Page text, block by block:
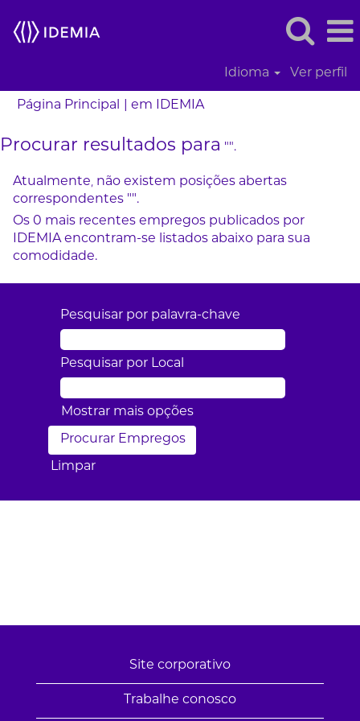
Idioma Ver perfil
Página Principal em IDEMIA(página
Procurar resultados para "".
Atualmente, não existem posições abertas
correspondentes "".
Os 0 mais recentes empregos publicados por
IDEMIA encontram-se listados abaixo para sua
comodidade.
Pesquisar por palavra-chave
Pesquisar por Local
Mostrar mais opções
Limpar
Site corporativo
Trabalhe conosco